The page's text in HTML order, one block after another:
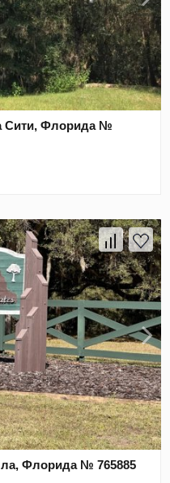
Сити, Флорида №
Флорида № 765885